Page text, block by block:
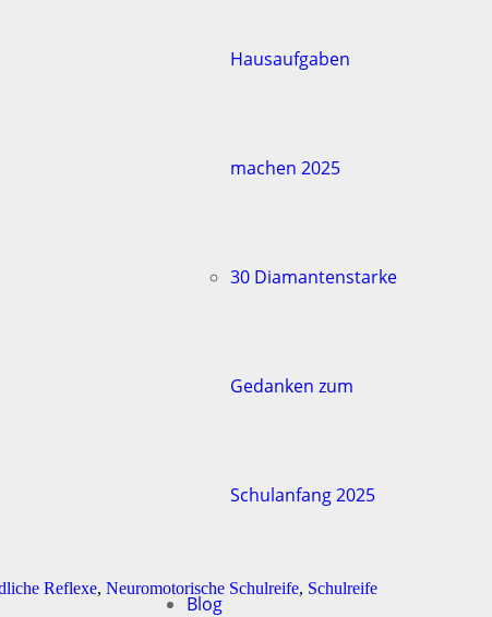
Hausaufgaben
machen 2025
30 Diamantenstarke
Gedanken zum
Schulanfang 2025
Blog
Reflexe, Neuromotorische Schulreife, Schulreife